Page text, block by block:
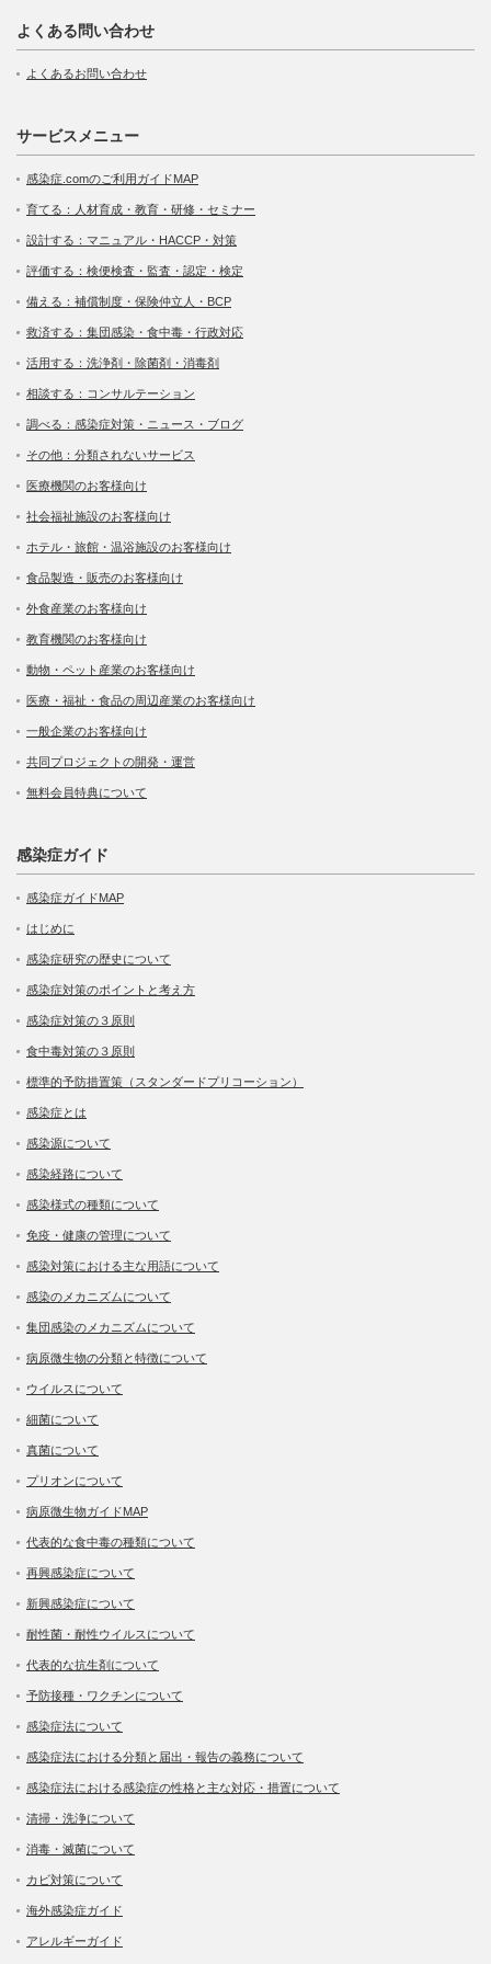
よくある問い合わせ
よくあるお問い合わせ
サービスメニュー
感染症.comのご利用ガイドMAP
育てる：人材育成・教育・研修・セミナー
設計する：マニュアル・HACCP・対策
評価する：検便検査・監査・認定・検定
備える：補償制度・保険仲立人・BCP
救済する：集団感染・食中毒・行政対応
活用する：洗浄剤・除菌剤・消毒剤
相談する：コンサルテーション
調べる：感染症対策・ニュース・ブログ
その他：分類されないサービス
医療機関のお客様向け
社会福祉施設のお客様向け
ホテル・旅館・温浴施設のお客様向け
食品製造・販売のお客様向け
外食産業のお客様向け
教育機関のお客様向け
動物・ペット産業のお客様向け
医療・福祉・食品の周辺産業のお客様向け
一般企業のお客様向け
共同プロジェクトの開発・運営
無料会員特典について
感染症ガイド
感染症ガイドMAP
はじめに
感染症研究の歴史について
感染症対策のポイントと考え方
感染症対策の３原則
食中毒対策の３原則
標準的予防措置策（スタンダードプリコーション）
感染症とは
感染源について
感染経路について
感染様式の種類について
免疫・健康の管理について
感染対策における主な用語について
感染のメカニズムについて
集団感染のメカニズムについて
病原微生物の分類と特徴について
ウイルスについて
細菌について
真菌について
プリオンについて
病原微生物ガイドMAP
代表的な食中毒の種類について
再興感染症について
新興感染症について
耐性菌・耐性ウイルスについて
代表的な抗生剤について
予防接種・ワクチンについて
感染症法について
感染症法における分類と届出・報告の義務について
感染症法における感染症の性格と主な対応・措置について
清掃・洗浄について
消毒・滅菌について
カビ対策について
海外感染症ガイド
アレルギーガイド